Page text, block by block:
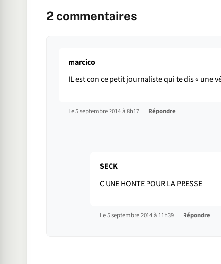
2 commentaires
marcico
IL est con ce petit journaliste qui te dis « une
Le 5 septembre 2014 à 8h17 Répondre
SECK
C UNE HONTE POUR LA PRESSE
Le 5 septembre 2014 à 11h39 Répondre